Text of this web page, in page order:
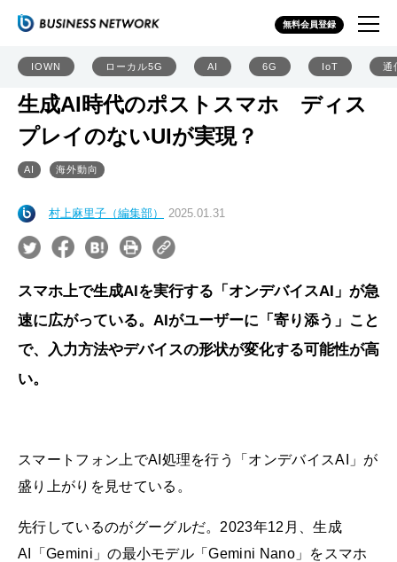
無料会員登録
IOWN ローカル5G AI 6G IoT 通
生成AI時代のポストスマホ ディス
プレイのないUIが実現？
AI 海外動向
村上麻里子（編集部） 2025.01.31
スマホ上で生成AIを実行する「オンデバイスAI」が急
速に広がっている。AIがユーザーに「寄り添う」こと
で、入力方法やデバイスの形状が変化する可能性が高
い。
スマートフォン上でAI処理を行う「オンデバイスAI」が
盛り上がりを見せている。
先行しているのがグーグルだ。2023年12月、生成
AI「Gemini」の最小モデル「Gemini Nano」をスマホ